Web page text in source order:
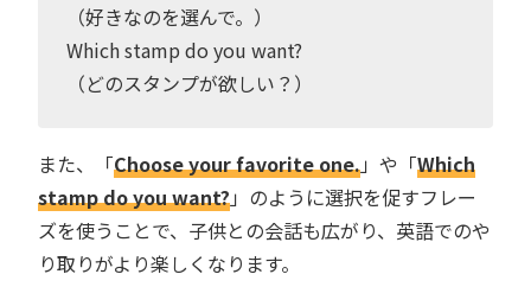
（好きなのを選んで。）
Which stamp do you want?
（どのスタンプが欲しい？）
また、「Choose your favorite one.」や「Which
stamp do you want?」のように選択を促すフレー
ズを使うことで、子供との会話も広がり、英語でのや
り取りがより楽しくなります。